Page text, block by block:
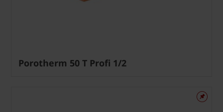
Porotherm 50 T Profi 1/2